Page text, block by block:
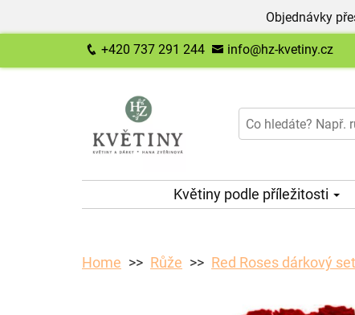
Objednávky
+420 737 291 244 info@hz-kvetiny.cz
Květiny podle příležitosti
Home Růže Red Roses dárkový